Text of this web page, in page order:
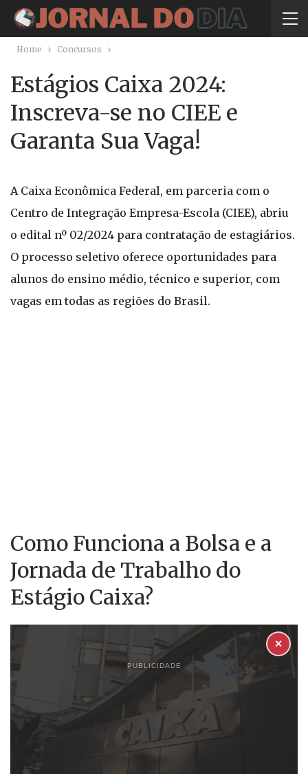
Home Concursos
Estágios Caixa 2024:
Inscreva-se no CIEE e
Garanta Sua Vaga!
A Caixa Econômica Federal, em parceria com o
Centro de Integração Empresa-Escola (CIEE), abriu
o edital nº 02/2024 para contratação de estagiários.
O processo seletivo oferece oportunidades para
alunos do ensino médio, técnico e superior, com
vagas em todas as regiões do Brasil.
Como Funciona a Bolsa e a
Jornada de Trabalho do
Estágio Caixa?
PUBLICIDADE
✕